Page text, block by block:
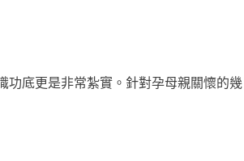
功底更是非常紮實。針對孕母親關懷的幾